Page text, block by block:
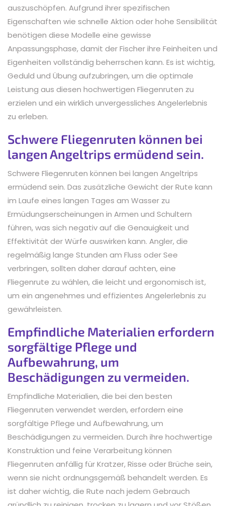
auszuschöpfen. Aufgrund ihrer spezifischen
Eigenschaften wie schnelle Aktion oder hohe Sensibilität
benötigen diese Modelle eine gewisse
Anpassungsphase, damit der Fischer ihre Feinheiten und
Eigenheiten vollständig beherrschen kann. Es ist wichtig,
Geduld und Übung aufzubringen, um die optimale
Leistung aus diesen hochwertigen Fliegenruten zu
erzielen und ein wirklich unvergessliches Angelerlebnis
zu erleben.
Schwere Fliegenruten können bei
langen Angeltrips ermüdend sein.
Schwere Fliegenruten können bei langen Angeltrips
ermüdend sein. Das zusätzliche Gewicht der Rute kann
im Laufe eines langen Tages am Wasser zu
Ermüdungserscheinungen in Armen und Schultern
führen, was sich negativ auf die Genauigkeit und
Effektivität der Würfe auswirken kann. Angler, die
regelmäßig lange Stunden am Fluss oder See
verbringen, sollten daher darauf achten, eine
Fliegenrute zu wählen, die leicht und ergonomisch ist,
um ein angenehmes und effizientes Angelerlebnis zu
gewährleisten.
Empfindliche Materialien erfordern
sorgfältige Pflege und
Aufbewahrung, um
Beschädigungen zu vermeiden.
Empfindliche Materialien, die bei den besten
Fliegenruten verwendet werden, erfordern eine
sorgfältige Pflege und Aufbewahrung, um
Beschädigungen zu vermeiden. Durch ihre hochwertige
Konstruktion und feine Verarbeitung können
Fliegenruten anfällig für Kratzer, Risse oder Brüche sein,
wenn sie nicht ordnungsgemäß behandelt werden. Es
ist daher wichtig, die Rute nach jedem Gebrauch